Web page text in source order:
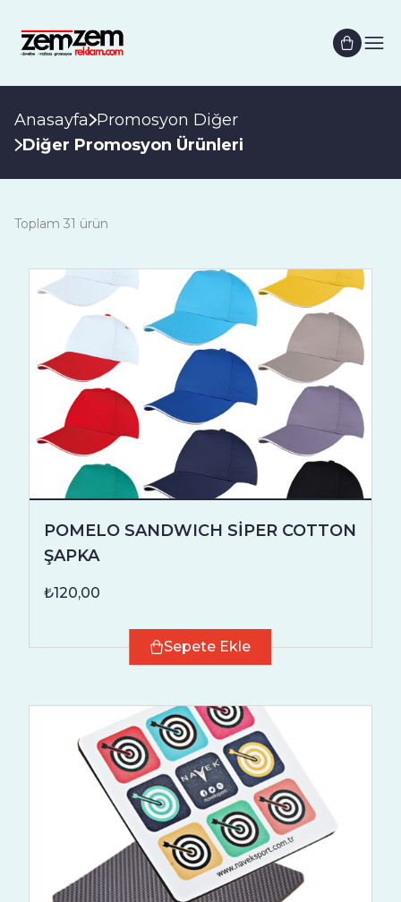
Anasayfa Promosyon Diğer
Diğer Promosyon Ürünleri
Toplam 31 ürün
POMELO SANDWICH SİPER COTTON
ŞAPKA
₺120,00
Sepete Ekle